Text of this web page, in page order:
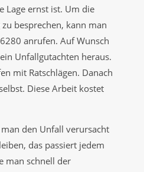
Lage ernst ist. Um die
besprechen, kann man
anrufen. Auf Wunsch
Unfallgutachten heraus.
mit Ratschlägen. Danach
Diese Arbeit kostet
den Unfall verursacht
das passiert jedem
man schnell der